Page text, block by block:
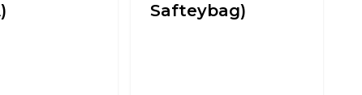
Safteybag)